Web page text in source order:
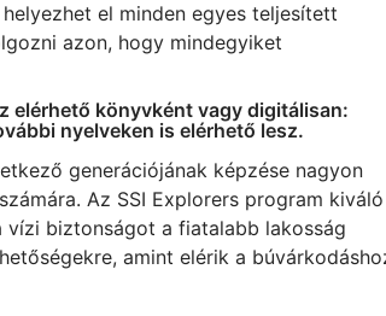
el minden egyes teljesített
azon, hogy mindegyiket
elérhető könyvként vagy digitálisan:
nyelveken is elérhető lesz.
generációjának képzése nagyon
Az SSI Explorers program kiváló
vízi biztonságot a fiatalabb lakosság
amint elérik a